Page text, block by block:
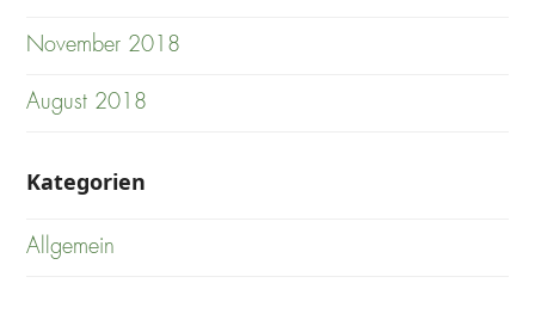
November 2018
August 2018
Kategorien
Allgemein